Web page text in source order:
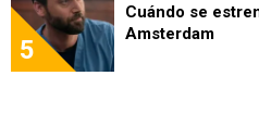
5
Cuándo se
Amsterdam